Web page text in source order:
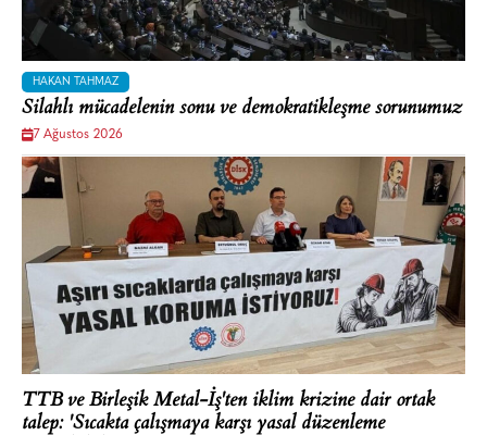
HAKAN TAHMAZ
Silahlı mücadelenin sonu ve demokratikleşme sorunumuz
7 Ağustos 2026
TTB ve Birleşik Metal-İş'ten iklim krizine dair ortak
talep: 'Sıcakta çalışmaya karşı yasal düzenleme